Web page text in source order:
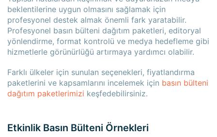
beklentilerine uygun olmasını sağlamak için
profesyonel destek almak önemli fark yaratabilir.
Profesyonel basın bülteni dağıtım paketleri, editoryal
yönlendirme, format kontrolü ve medya hedefleme gibi
hizmetlerle görünürlüğü artırmaya yardımcı olabilir.
Farklı ülkeler için sunulan seçenekleri, fiyatlandırma
paketlerini ve kapsamlarını incelemek için basın bülteni
dağıtım paketlerimizi keşfedebilirsiniz.
Etkinlik Basın Bülteni Örnekleri